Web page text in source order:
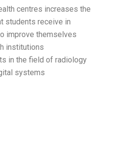
centres increases the
students receive in
improve themselves
institutions.
in the field of radiology
systems.